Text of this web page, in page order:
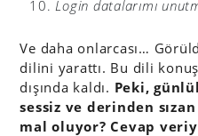
Login datalarımı
Ve daha onlarcası…
dilini yarattı. Bu dili
dışında kaldı. Peki,
sessiz ve derinden
mal oluyor? Cevap